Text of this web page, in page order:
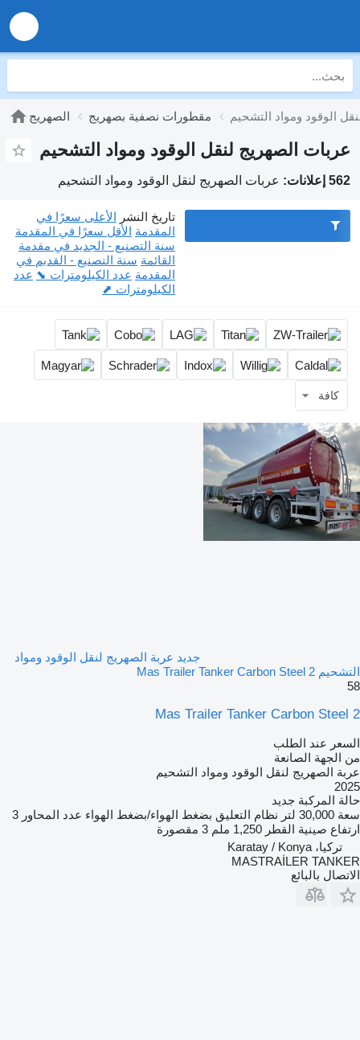
الصهريج مقطورات نصفية بصهريج الوقود ومواد التشحيم
عربات الصهريج لنقل الوقود ومواد التشحيم
562 إعلانات: عربات الصهريج لنقل الوقود ومواد التشحيم
تاريخ النشر الأعلى سعرًا في
المقدمة الأقل سعرًا في المقدمة
سنة التصنيع - الجديد في مقدمة
القائمة سنة التصنيع - القديم في
المقدمة عدد الكيلومترات ⬊ عدد
الكيلومترات ⬈
كافة
جديد عربة الصهريج لنقل الوقود ومواد
التشحيم Mas Trailer Tanker Carbon Steel 2
58
Mas Trailer Tanker Carbon Steel 2
السعر عند الطلب
من الجهة الصانعة
عربة الصهريج لنقل الوقود ومواد التشحيم
2025
حالة المركبة جديد
سعة 30,000 لتر نظام التعليق بضغط الهواء/بضغط الهواء عدد المحاور 3
ارتفاع صينية القطر 1,250 ملم
3 مقصورة
تركيا، Karatay / Konya
MASTRAİLER TANKER
الاتصال بالبائع